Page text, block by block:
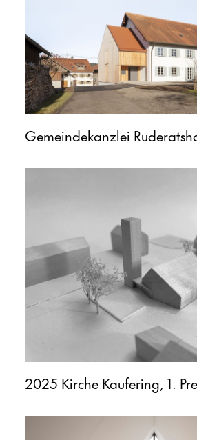
Gemeindekanzlei
2025 Kirche Kaufering, 1.